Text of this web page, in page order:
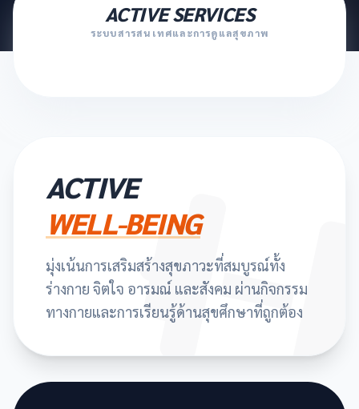
ACTIVE SERVICES
ระบบสารสนเทศและการดูแลสุขภาพ
ACTIVE
WELL-BEING
มุ่งเน้นการเสริมสร้างสุขภาวะที่สมบูรณ์ทั้ง
ร่างกาย จิตใจ อารมณ์ และสังคม ผ่านกิจกรรม
ทางกายและการเรียนรู้ด้านสุขศึกษาที่ถูกต้อง